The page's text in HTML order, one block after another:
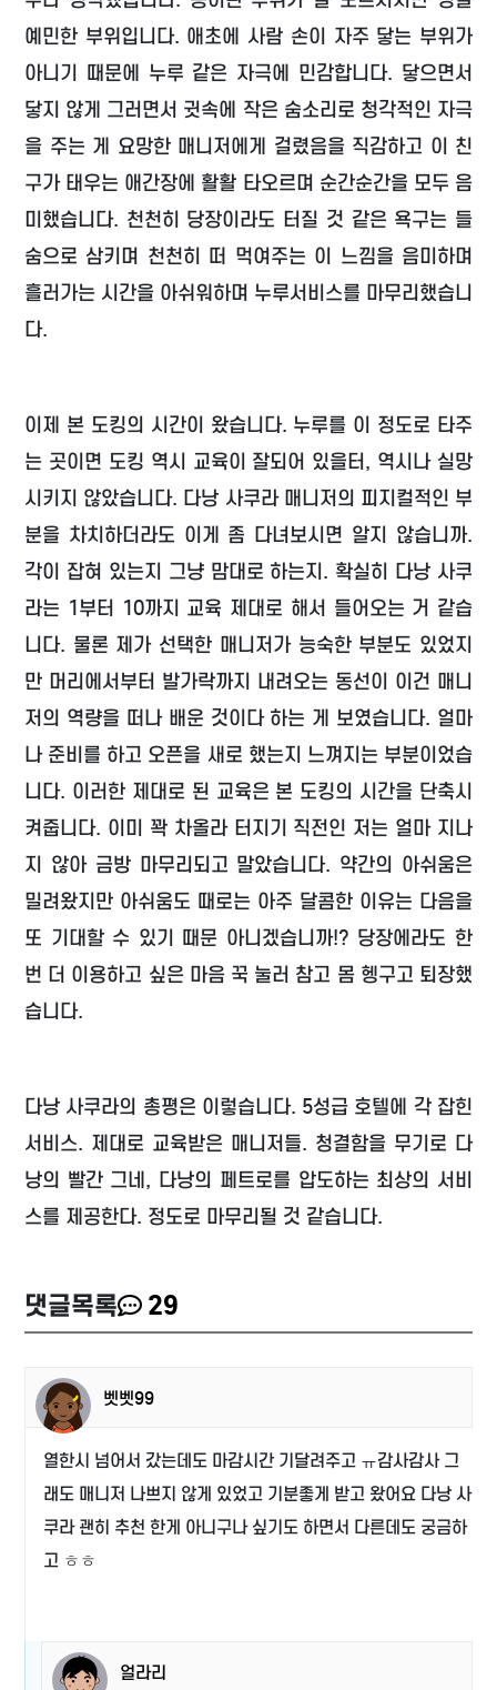
예민한 부위입니다. 애초에 사람 손이 자주 닿는 부위가
아니기 때문에 누루 같은 자극에 민감합니다. 닿으면서
닿지 않게 그러면서 귓속에 작은 숨소리로 청각적인 자극
을 주는 게 요망한 매니저에게 걸렸음을 직감하고 이 친
구가 태우는 애간장에 활활 타오르며 순간순간을 모두 음
미했습니다. 천천히 당장이라도 터질 것 같은 욕구는 들
숨으로 삼키며 천천히 떠 먹여주는 이 느낌을 음미하며
흘러가는 시간을 아쉬워하며 누루서비스를 마무리했습니
다.
이제 본 도킹의 시간이 왔습니다. 누루를 이 정도로 타주
는 곳이면 도킹 역시 교육이 잘되어 있을터, 역시나 실망
시키지 않았습니다. 다낭 사쿠라 매니저의 피지컬적인 부
분을 차치하더라도 이게 좀 다녀보시면 알지 않습니까.
각이 잡혀 있는지 그냥 맘대로 하는지. 확실히 다낭 사쿠
라는 1부터 10까지 교육 제대로 해서 들어오는 거 같습
니다. 물론 제가 선택한 매니저가 능숙한 부분도 있었지
만 머리에서부터 발가락까지 내려오는 동선이 이건 매니
저의 역량을 떠나 배운 것이다 하는 게 보였습니다. 얼마
나 준비를 하고 오픈을 새로 했는지 느껴지는 부분이었습
니다. 이러한 제대로 된 교육은 본 도킹의 시간을 단축시
켜줍니다. 이미 꽉 차올라 터지기 직전인 저는 얼마 지나
지 않아 금방 마무리되고 말았습니다. 약간의 아쉬움은
밀려왔지만 아쉬움도 때로는 아주 달콤한 이유는 다음을
또 기대할 수 있기 때문 아니겠습니까!? 당장에라도 한
번 더 이용하고 싶은 마음 꾹 눌러 참고 몸 헹구고 퇴장했
습니다.
다낭 사쿠라의 총평은 이렇습니다. 5성급 호텔에 각 잡힌
서비스. 제대로 교육받은 매니저들. 청결함을 무기로 다
낭의 빨간 그네, 다낭의 페트로를 압도하는 최상의 서비
스를 제공한다. 정도로 마무리될 것 같습니다.
댓글목록 29
벳벳99
열한시 넘어서 갔는데도 마감시간 기달려주고 ㅠ감사감사 그
래도 매니저 나쁘지 않게 있었고 기분좋게 받고 왔어요 다낭 사
쿠라 괜히 추천 한게 아니구나 싶기도 하면서 다른데도 궁금하
고 ㅎㅎ
얼라리